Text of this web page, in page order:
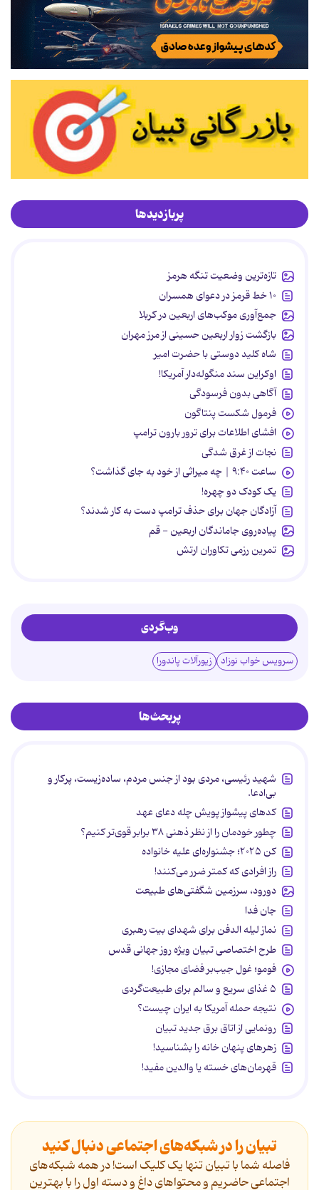
پربازدیدها
تازه‌ترین وضعیت تنگه هرمز
۱۰ خط قرمز در دعوای همسران
جمع‌آوری موکب‌های اربعین در کربلا
بازگشت زوار اربعین حسینی از مرز مهران
شاه کلید دوستی با حضرت امیر
اوکراین سند منگوله‌دار آمریکا!
آگاهی بدون فرسودگی
فرمول شکست پنتاگون
افشای اطلاعات برای ترور بارون ترامپ
نجات از غرق شدگی
ساعت ۹:۴۰ | چه میراثی از خود به جای گذاشت؟
یک کودک دو چهره!
آزادگان جهان برای حذف ترامپ دست به کار شدند؟
پیاده‌روی جاماندگان اربعین - قم
تمرین رزمی تکاوران ارتش
وب‌گردی
سرویس خواب نوزاد زیورآلات پاندورا
پربحث‌ها
شهید رئیسی، مردی بود از جنس مردم، ساده‌زیست، پرکار و
بی‌ادعا.
کدهای پیشواز پویش چله دعای عهد
چطور خودمان را از نظر ذهنی ۳۸ برابر قوی‌تر کنیم؟
کن ۲۰۲۵؛ جشنواره‌ای علیه خانواده
راز افرادی که کمتر ضرر می‌کنند!
دورود، سرزمین شگفتی‌های طبیعت
جان فدا
نماز لیله الدفن برای شهدای بیت رهبری
طرح اختصاصی تبیان ویژه روز جهانی قدس
فومو؛ غول جیب‌بر فضای مجازی!
۵ غذای سریع و سالم برای طبیعت‌گردی
نتیجه حمله آمریکا به ایران چیست؟
رونمایی از اتاق برق جدید تبیان
زهرهای پنهان خانه را بشناسید!
قهرمان‌های خسته یا والدین مفید!
تبیان را در شبکه‌های اجتماعی دنبال کنید
فاصله شما با تبیان تنها یک کلیک است! در همه شبکه‌های
اجتماعی حاضریم و محتواهای داغ و دسته اول را با بهترین